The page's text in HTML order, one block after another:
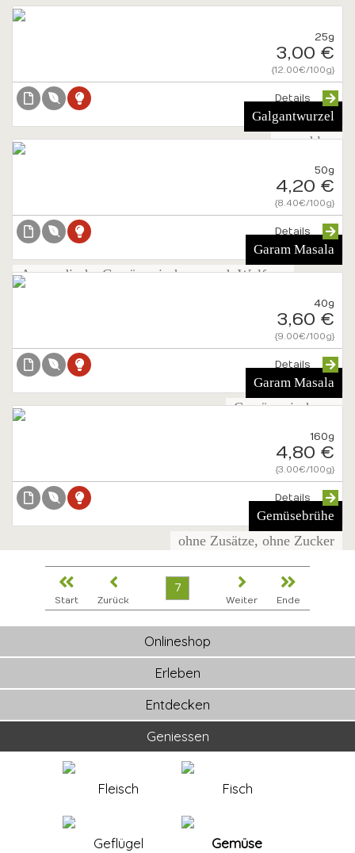
Galgantwurzel
gemahlen
25g
3,00 €
{12.00€/100g}
Details
Garam Masala
Ayurvedische Gewürzmischung nach Wolfgang
50g
4,20 €
{8.40€/100g}
Details
Garam Masala
Gewürzmischung
40g
3,60 €
{9.00€/100g}
Details
Gemüsebrühe
ohne Zusätze, ohne Zucker
160g
4,80 €
{3.00€/100g}
Details
Start Zurück
7
Weiter Ende
Onlineshop
Erleben
Entdecken
Geniessen
Fleisch Fisch
Geflügel Gemüse